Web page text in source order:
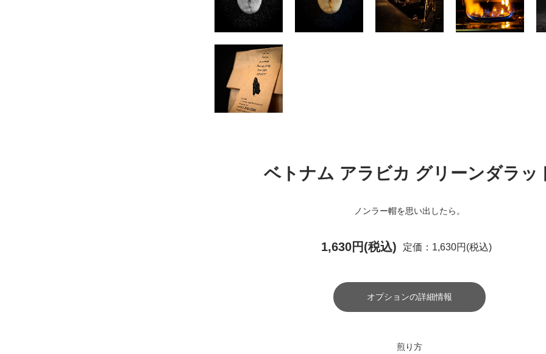
ベトナム アラビカ グリーンダラッ
ノンラー帽を思い出したら。
1,630円(税込) 定価：1,630円(税込)
オプションの詳細情報
煎り方